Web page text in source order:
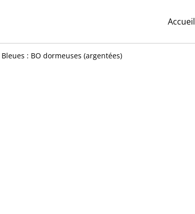
Accueil
Bleues : BO dormeuses (argentées)